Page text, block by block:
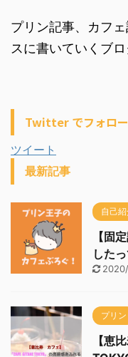
プリン記事、カフ
スに書いていくブロ
最新記事
自己
【固
した
プリン
【恵